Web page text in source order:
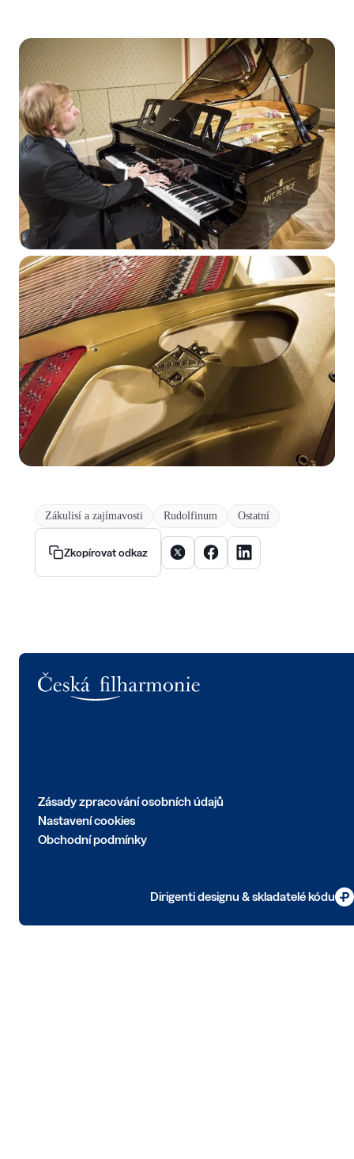
Zákulisí a zajímavosti Rudolfinum Ostatní
Zkopírovat odkaz Sdílet článek na X
Sdílet článek na Facebooku
Sdílet článek na
Zásady zpracování osobních údajů
Nastavení cookies
Obchodní podmínky
Dirigenti designu & skladatelé kódu